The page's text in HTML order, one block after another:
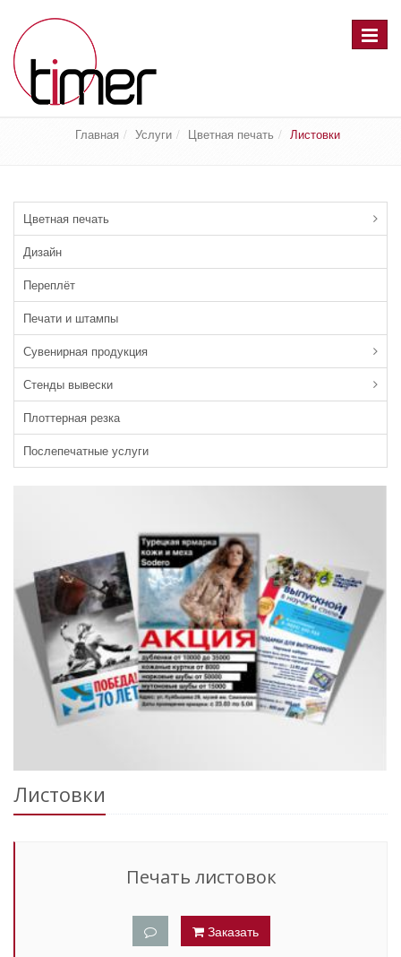
Главная Услуги Цветная печать Листовки
Цветная печать
Дизайн
Переплёт
Печати и штампы
Сувенирная продукция
Стенды вывески
Плоттерная резка
Послепечатные услуги
Листовки
Печать листовок
Заказать